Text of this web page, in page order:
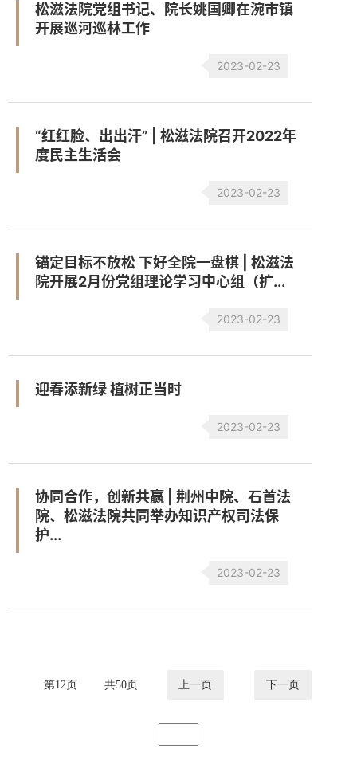
松滋法院党组书记、院长姚国卿在涴市镇
开展巡河巡林工作
2023-02-23
“红红脸、出出汗” | 松滋法院召开2022年
度民主生活会
2023-02-23
锚定目标不放松 下好全院一盘棋 | 松滋法
院开展2月份党组理论学习中心组（扩...
2023-02-23
迎春添新绿 植树正当时
2023-02-23
协同合作，创新共赢 | 荆州中院、石首法
院、松滋法院共同举办知识产权司法保
护...
2023-02-23
第12页 共50页 上一页 下一页